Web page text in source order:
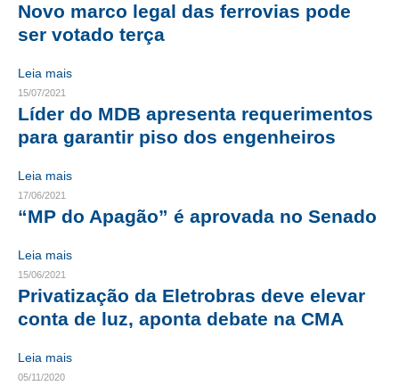
JURÍDICO
CONTRIBUIÇÕES
CONTRIBUIÇÃO ASSISTENCIAL
CONTRIBUIÇÃO ASSOCIATIVA OU ANUIDADE DE SÓCIO
FGTS EXPURGOS
FGTS CORREÇÃO
Novo marco legal das ferrovias pode
ser votado terça
Leia mais
15/07/2021
Líder do MDB apresenta requerimentos
para garantir piso dos engenheiros
Leia mais
17/06/2021
“MP do Apagão” é aprovada no Senado
Leia mais
15/06/2021
Privatização da Eletrobras deve elevar
conta de luz, aponta debate na CMA
Leia mais
05/11/2020